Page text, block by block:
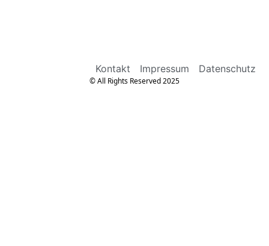
Kontakt Impressum Datenschutz
© All Rights Reserved 2025